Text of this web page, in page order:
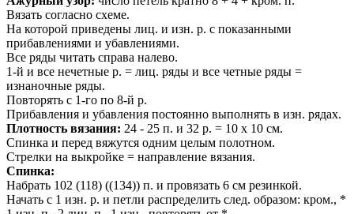
Вязать согласно схеме.
На которой приведены лиц. и изн. р. с показанными
прибавлениями и убавлениями.
Все ряды читать справа налево.
1-й и все нечетные р. = лиц. ряды и все четные ряды =
изнаночные ряды.
Повторять с 1-го по 8-й р.
Прибавления и убавления постоянно выполнять в изн. рядах.
Плотность вязания: 24 - 25 п. и 32 р. = 10 х 10 см.
Спинка и перед вяжутся одним целым полотном.
Стрелки на выкройке = направление вязания.
Спинка:
Набрать 102 (118) ((134)) п. и провязать 6 см резинкой.
Начать с 1 изн. р. и петли распределить след. образом: кром., *